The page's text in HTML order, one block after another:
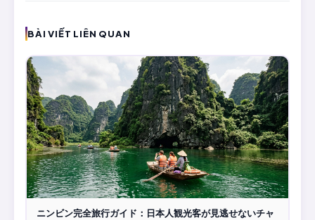
BÀI VIẾT LIÊN QUAN
ニンビン完全旅行ガイド：日本人観光客が見逃せないチャ